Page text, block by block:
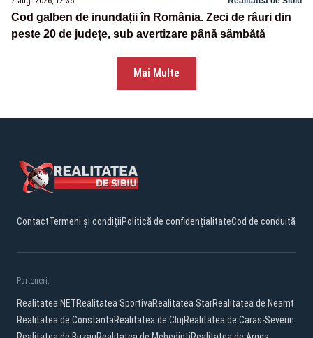
Cod galben de inundații în România. Zeci de râuri din
peste 20 de județe, sub avertizare până sâmbătă
Mai Multe
ContactTermeni și condițiiPolitică de confidențialitateCod de conduită
Parteneri:
Realitatea.NETRealitatea SportivaRealitatea StarRealitatea de Neamt
Realitatea de ConstantaRealitatea de ClujRealitatea de Caras-Severin